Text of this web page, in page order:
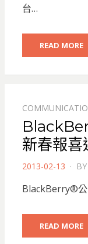
台…
READ MORE
新春報喜
POSTED
2013-02-13 BY
BlackBerry®
READ MORE